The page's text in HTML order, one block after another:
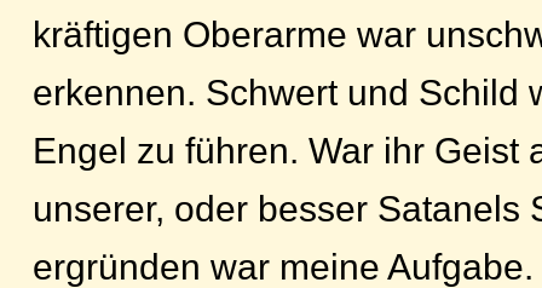
kräftigen Oberarme war
erkennen. Schwert und Schild
Engel zu führen. War ihr Geist
unserer, oder besser Satanels
ergründen war meine Aufgabe.